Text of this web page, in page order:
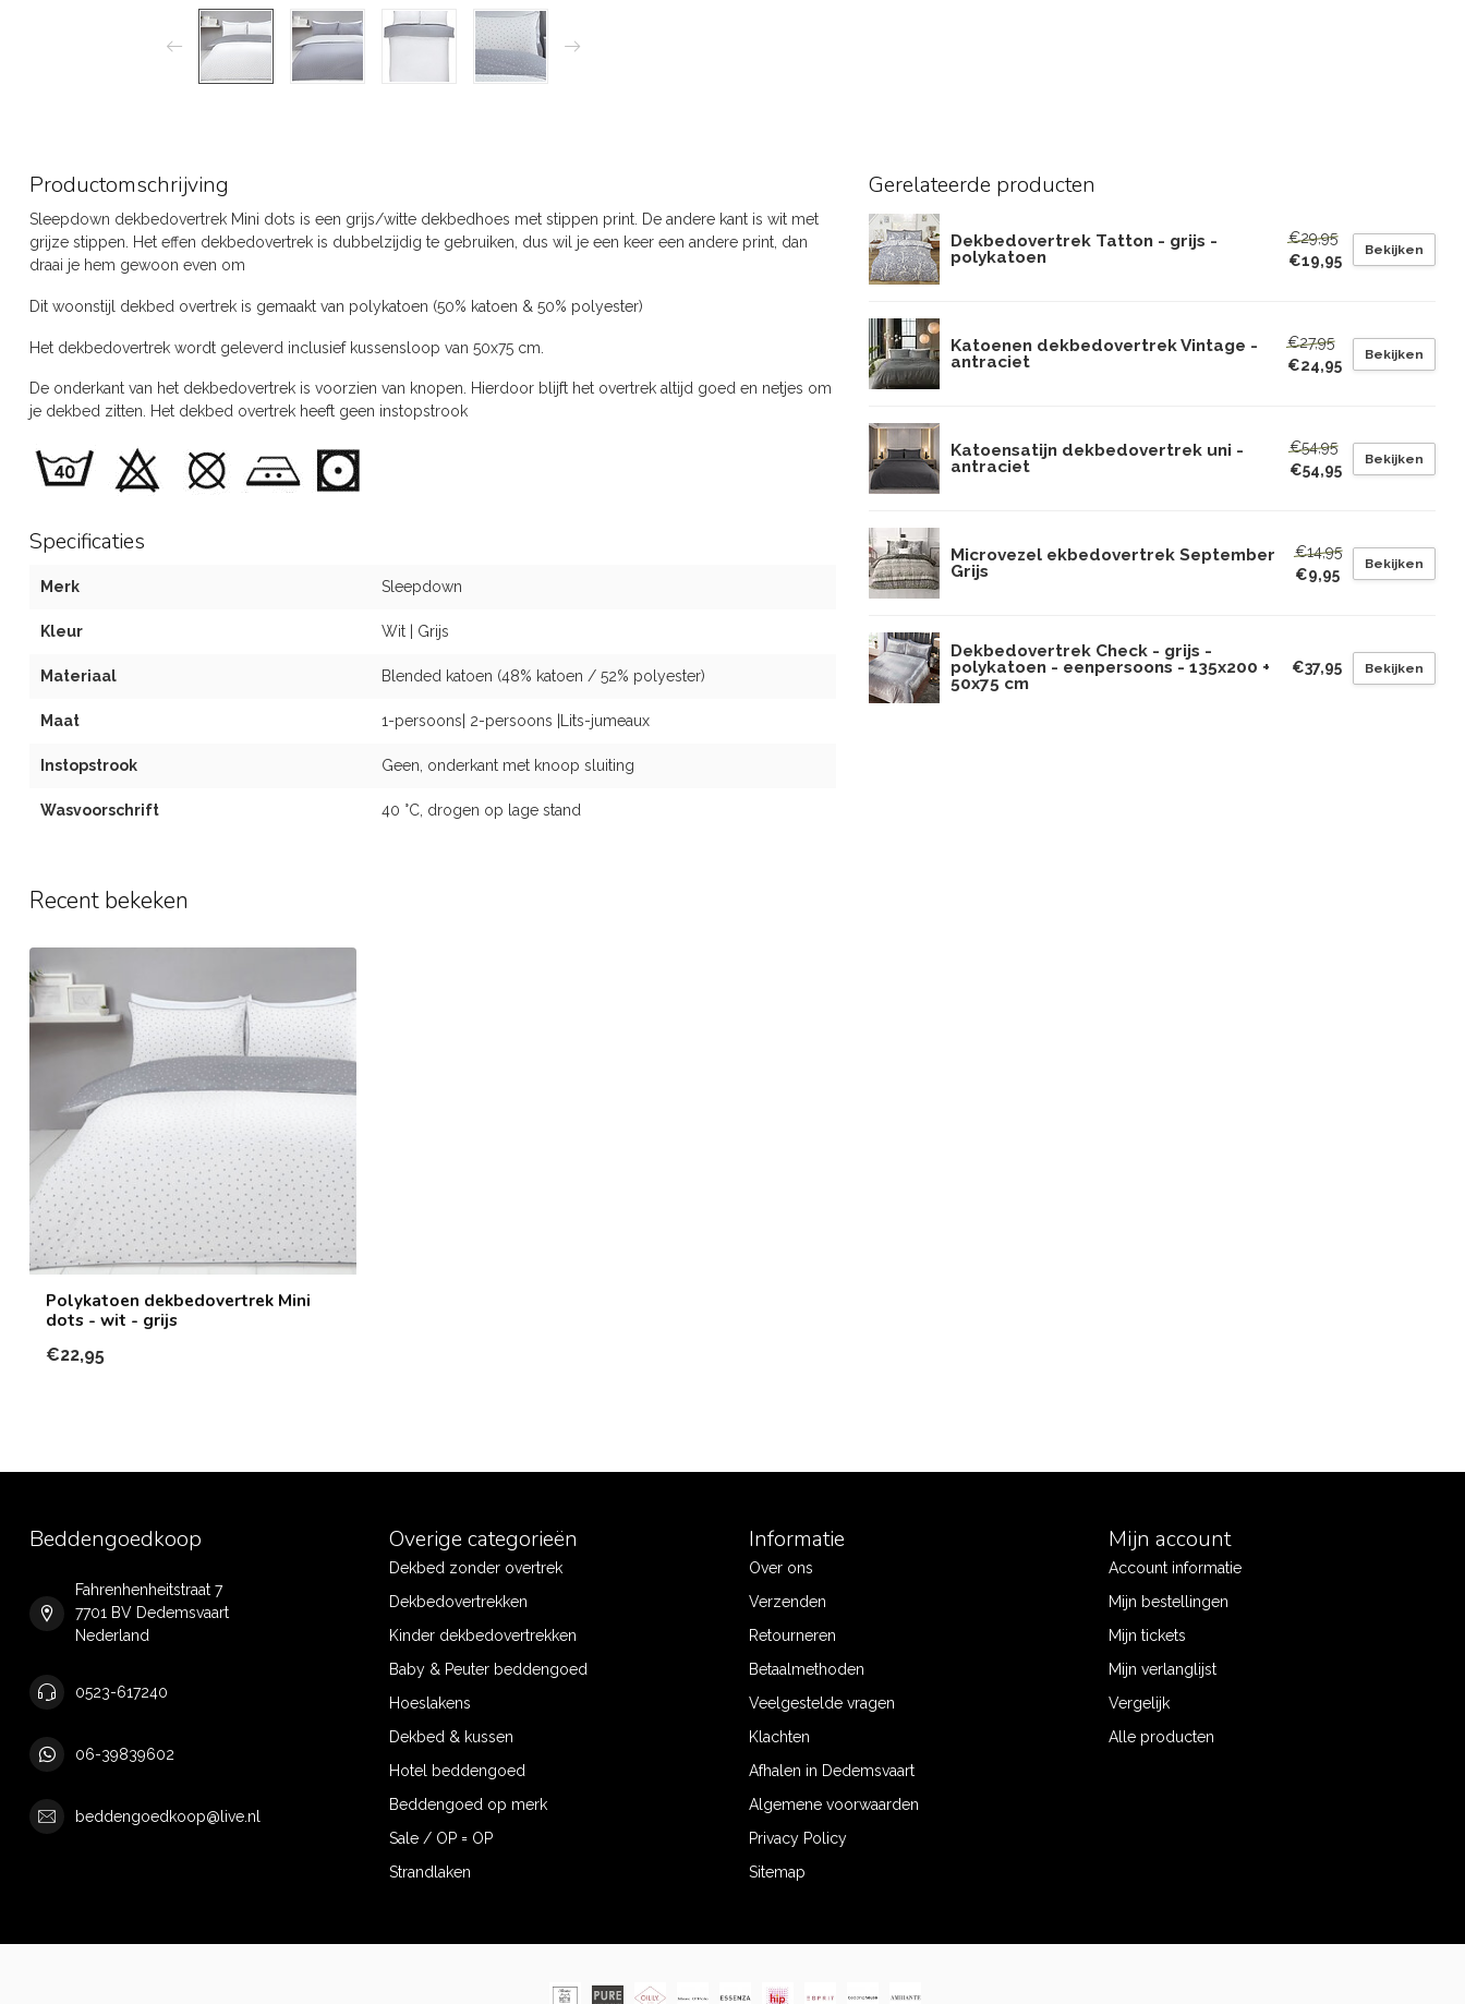
Productomschrijving
Sleepdown dekbedovertrek Mini dots is een grijs/witte dekbedhoes met stippen print. De andere kant is wit met
grijze stippen. Het effen dekbedovertrek is dubbelzijdig te gebruiken, dus wil je een keer een andere print, dan
draai je hem gewoon even om
Dit woonstijl dekbed overtrek is gemaakt van polykatoen (50% katoen & 50% polyester)
Het dekbedovertrek wordt geleverd inclusief kussensloop van 50x75 cm.
De onderkant van het dekbedovertrek is voorzien van knopen. Hierdoor blijft het overtrek altijd goed en netjes om
je dekbed zitten. Het dekbed overtrek heeft geen instopstrook
Specificaties
Merk Sleepdown
Kleur Wit | Grijs
Materiaal Blended katoen (48% katoen / 52% polyester)
Maat 1-persoons| 2-persoons |Lits-jumeaux
Instopstrook Geen, onderkant met knoop sluiting
Wasvoorschrift 40 °C, drogen op lage stand
Gerelateerde producten
Dekbedovertrek Tatton - grijs -
polykatoen
€29,95
€19,95
Bekijken
Katoenen dekbedovertrek Vintage -
antraciet
€27,95
€24,95
Bekijken
Katoensatijn dekbedovertrek uni -
antraciet
€54,95
€54,95
Bekijken
Microvezel ekbedovertrek September
Grijs
€14,95
€9,95
Bekijken
Dekbedovertrek Check - grijs -
polykatoen - eenpersoons - 135x200 +
50x75 cm
€37,95 Bekijken
Recent bekeken
Polykatoen dekbedovertrek Mini
dots - wit - grijs
€22,95
Beddengoedkoop
Fahrenhenheitstraat 7
7701 BV Dedemsvaart
Nederland
0523-617240
06-39839602
beddengoedkoop@live.nl
Overige categorieën
Dekbed zonder overtrek
Dekbedovertrekken
Kinder dekbedovertrekken
Baby & Peuter beddengoed
Hoeslakens
Dekbed & kussen
Hotel beddengoed
Beddengoed op merk
Sale / OP = OP
Strandlaken
Informatie
Over ons
Verzenden
Retourneren
Betaalmethoden
Veelgestelde vragen
Klachten
Afhalen in Dedemsvaart
Algemene voorwaarden
Privacy Policy
Sitemap
Mijn account
Account informatie
Mijn bestellingen
Mijn tickets
Mijn verlanglijst
Vergelijk
Alle producten